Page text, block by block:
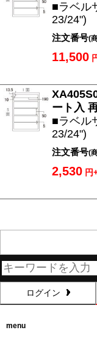
■ラベル
23/24")
注文番号(
11,500
ート入
■ラベル
23/24")
注文番号(
2,530 円
ログイン
menu